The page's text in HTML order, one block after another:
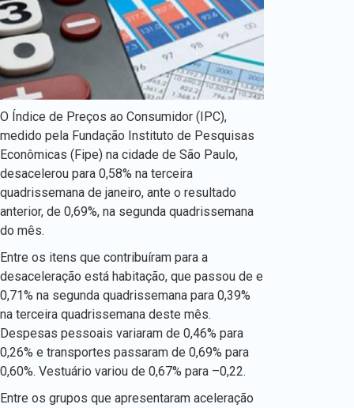
O Índice de Preços ao Consumidor (IPC),
medido pela Fundação Instituto de Pesquisas
Econômicas (Fipe) na cidade de São Paulo,
desacelerou para 0,58% na terceira
quadrissemana de janeiro, ante o resultado
anterior, de 0,69%, na segunda quadrissemana
do mês.
Entre os itens que contribuíram para a
desaceleração está habitação, que passou de e
0,71% na segunda quadrissemana para 0,39%
na terceira quadrissemana deste mês.
Despesas pessoais variaram de 0,46% para
0,26% e transportes passaram de 0,69% para
0,60%. Vestuário variou de 0,67% para –0,22.
Entre os grupos que apresentaram aceleração